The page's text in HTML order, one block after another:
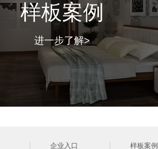
样板案例
进一步了解>
企业入口 样板案例